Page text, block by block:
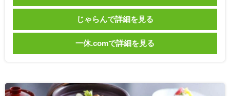
じゃらんで詳細を見る
一休.comで詳細を見る